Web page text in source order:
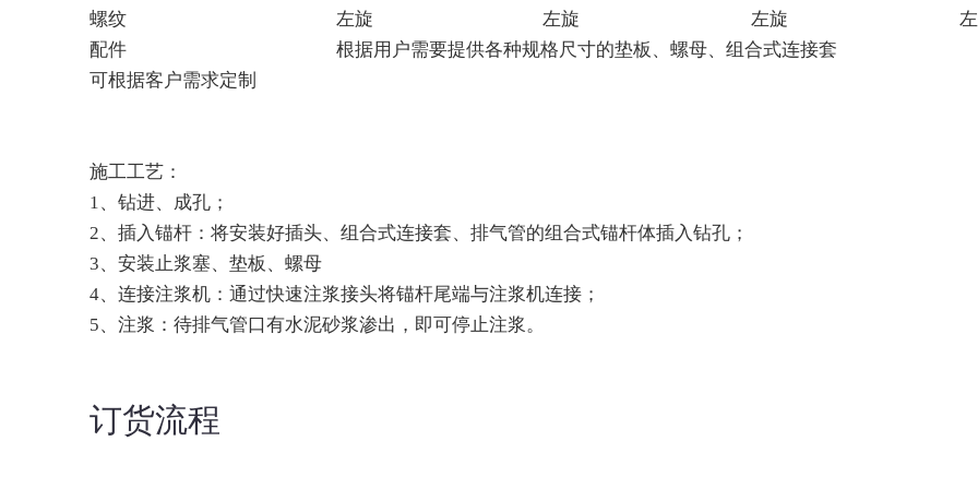
螺纹 左旋 左旋 左旋
配件
根据用户需要提供各种规格尺寸的垫板、螺母、组合式连接套
可根据客户需求定制
施工工艺：
1、钻进、成孔；
2、插入锚杆：将安装好插头、组合式连接套、排气管的组合式锚杆体插入钻孔；
3、安装止浆塞、垫板、螺母
4、连接注浆机：通过快速注浆接头将锚杆尾端与注浆机连接；
5、注浆：待排气管口有水泥砂浆渗出，即可停止注浆。
订货流程